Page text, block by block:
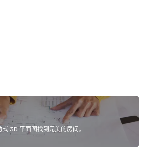
3D 平面图找到完美的房间。